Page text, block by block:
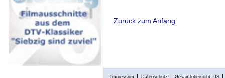
Zurück zum Anfang
Impressum Datenschutz Gesamtübersicht TIS